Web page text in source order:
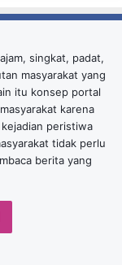
singkat, padat,
masyarakat yang
itu konsep portal
karena
peristiwa
tidak perlu
berita yang